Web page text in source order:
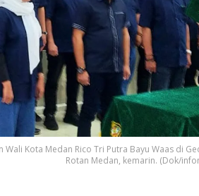
Kota Medan Rico Tri Putra Bayu Waas di
Rotan Medan, kemarin. (Dok/